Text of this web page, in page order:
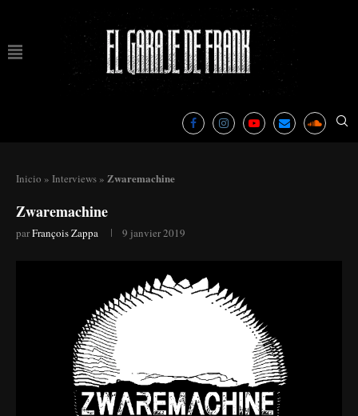
Inicio » Interviews » Zwaremachine
Zwaremachine
parFrançois Zappa 9 janvier 2019